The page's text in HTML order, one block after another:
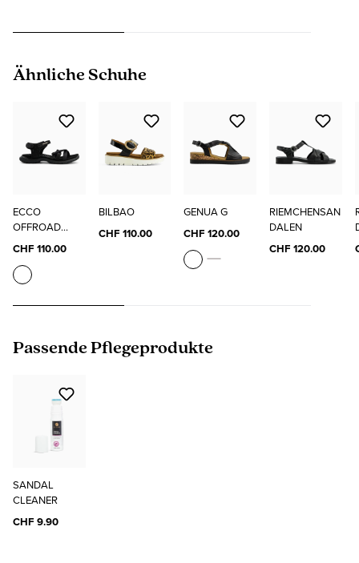
Produktgalerie überspringen
Ähnliche Schuhe
ECCO
OFFROAD
ROAM W
CHF 110.00
BILBAO
CHF 110.00
GENUA G
CHF 120.00
RIEMCHENSAN
DALEN
CHF 120.00
Produktgalerie überspringen
Passende Pflegeprodukte
SANDAL
CLEANER
CHF 9.90